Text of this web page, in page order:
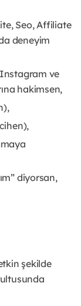
Seo, Affiliate
deneyim
ve
hakimsen,
diyorsan,
şekilde